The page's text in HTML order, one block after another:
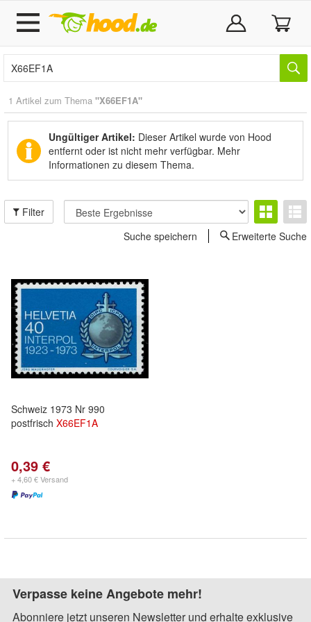
1 Artikel zum Thema "X66EF1A"
Ungültiger Artikel: Dieser Artikel wurde von Hood
entfernt oder ist nicht mehr verfügbar. Mehr
Informationen zu diesem Thema.
Filter
Suche speichern
Erweiterte Suche
Schweiz 1973 Nr 990
postfrisch X66EF1A
0,39 €
+ 4,60 € Versand
Verpasse keine Angebote mehr!
Abonniere jetzt unseren Newsletter und erhalte exklusive